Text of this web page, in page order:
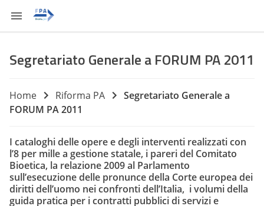
Segretariato Generale a FORUM PA 2011
Home Riforma PA
Segretariato Generale a
FORUM PA 2011
I cataloghi delle opere e degli interventi realizzati con
l’8 per mille a gestione statale, i pareri del Comitato
Bioetica, la relazione 2009 al Parlamento
sull’esecuzione delle pronunce della Corte europea dei
diritti dell’uomo nei confronti dell’Italia, i volumi della
guida pratica per i contratti pubblici di servizi e